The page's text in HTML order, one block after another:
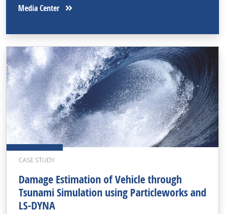
Media Center
CASE STUDY
Damage Estimation of Vehicle through
Tsunami Simulation using Particleworks and
LS-DYNA